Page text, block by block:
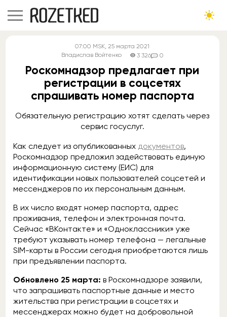
07:00 MSK, 25 марта 2021
Владислав Войтенко
3 326 0
Роскомнадзор предлагает при
регистрации в соцсетях
спрашивать номер паспорта
Обязательную регистрацию хотят сделать через
сервис госуслуг.
Как следует из опубликованных документов,
Роскомнадзор предложил задействовать единую
информационную систему (ЕИС) для
идентификации новых пользователей соцсетей и
мессенджеров по их персональным данным.
В их число входят номер паспорта, адрес
проживания, телефон и электронная почта.
Сейчас «ВКонтакте» и «Одноклассники» уже
требуют указывать номер телефона — легальные
SIM-карты в России сегодня приобретаются лишь
при предъявлении паспорта.
Обновлено 25 марта: в Роскомнадзоре заявили,
что запрашивать паспортные данные и место
жительства при регистрации в соцсетях и
мессенджерах можно будет на добровольной